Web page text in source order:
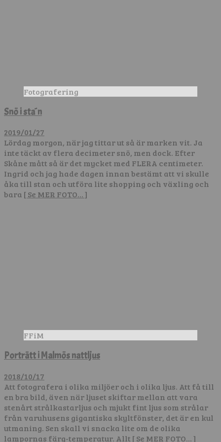
Fotografering
Snö i sta´n
2019/01/27
Lördag morgon, när jag tittar ut så är marken vit. Ja
inte täckt av flera decimeter snö, men dock. Efter
Skåne mått så är det mycket med FLERA centimeter.
Ingrid och jag hade dagen innan bestämt att vi skulle
åka till stan och utföra lite shopping och växling och
bara [ Se MER FOTO… ]
FFiM
Porträtt i Malmös nattljus
2018/10/17
Att fotografera i olika miljöer och i olika ljus. Att få till
en bra bild, även när ljuset skiftar mellan att vara
stenårt strålkastarljus och mjukt fint ljus som strålar
från varuhusens gigantiska skyltfönster, det är en kul
utmaning. Sen skall vi snacka lite om de olika
lampornas färg-temperatur. Allt [ Se MER FOTO… ]